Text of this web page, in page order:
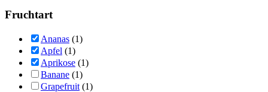
Fruchtart
Ananas (1)
Apfel (1)
Aprikose (1)
Banane (1)
Grapefruit (1)